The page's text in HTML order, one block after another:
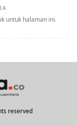
untuk halaman ini.
reserved